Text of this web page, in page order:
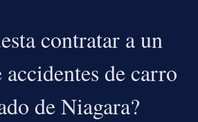
contratar a un
accidentes de carro
de Niagara?